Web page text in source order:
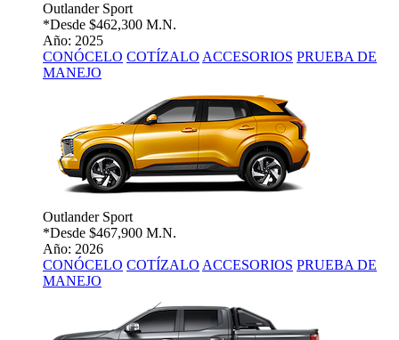
Outlander Sport
*Desde $462,300 M.N.
Año: 2025
CONÓCELO COTÍZALO ACCESORIOS PRUEBA DE
MANEJO
Outlander Sport
*Desde $467,900 M.N.
Año: 2026
CONÓCELO COTÍZALO ACCESORIOS PRUEBA DE
MANEJO